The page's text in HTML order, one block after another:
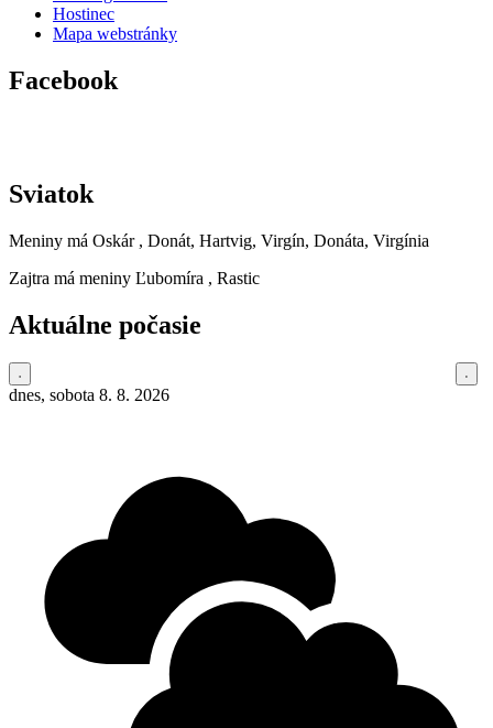
Hostinec
Mapa webstránky
Facebook
Sviatok
Meniny má Oskár , Donát, Hartvig, Virgín, Donáta, Virgínia
Zajtra má meniny Ľubomíra , Rastic
Aktuálne počasie
dnes, sobota 8. 8. 2026